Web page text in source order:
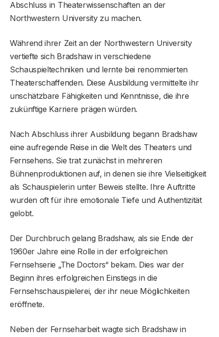
Abschluss in Theaterwissenschaften an der
Northwestern University zu machen.
Während ihrer Zeit an der Northwestern University
vertiefte sich Bradshaw in verschiedene
Schauspieltechniken und lernte bei renommierten
Theaterschaffenden. Diese Ausbildung vermittelte ihr
unschätzbare Fähigkeiten und Kenntnisse, die ihre
zukünftige Karriere prägen würden.
Nach Abschluss ihrer Ausbildung begann Bradshaw
eine aufregende Reise in die Welt des Theaters und
Fernsehens. Sie trat zunächst in mehreren
Bühnenproduktionen auf, in denen sie ihre Vielseitigkeit
als Schauspielerin unter Beweis stellte. Ihre Auftritte
wurden oft für ihre emotionale Tiefe und Authentizität
gelobt.
Der Durchbruch gelang Bradshaw, als sie Ende der
1960er Jahre eine Rolle in der erfolgreichen
Fernsehserie „The Doctors“ bekam. Dies war der
Beginn ihres erfolgreichen Einstiegs in die
Fernsehschauspielerei, der ihr neue Möglichkeiten
eröffnete.
Neben der Fernseharbeit wagte sich Bradshaw in